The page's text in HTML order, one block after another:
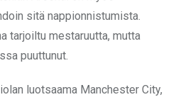
sitä nappionnistumista.
tarjoiltu mestaruutta, mutta
puuttunut.
luotsaama Manchester City,